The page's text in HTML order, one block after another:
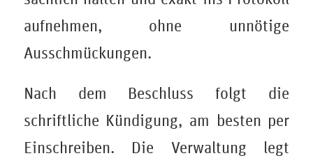
aufnehmen, ohne unnötige
Ausschmückungen.
Nach dem Beschluss folgt die
schriftliche Kündigung, am besten per
Einschreiben. Die Verwaltung legt